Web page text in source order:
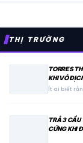
THỊ TRƯỜNG
TORRES
KHI VÔ
Ít ai biết
TRẢ 3 CẦU
CỨNG KHI